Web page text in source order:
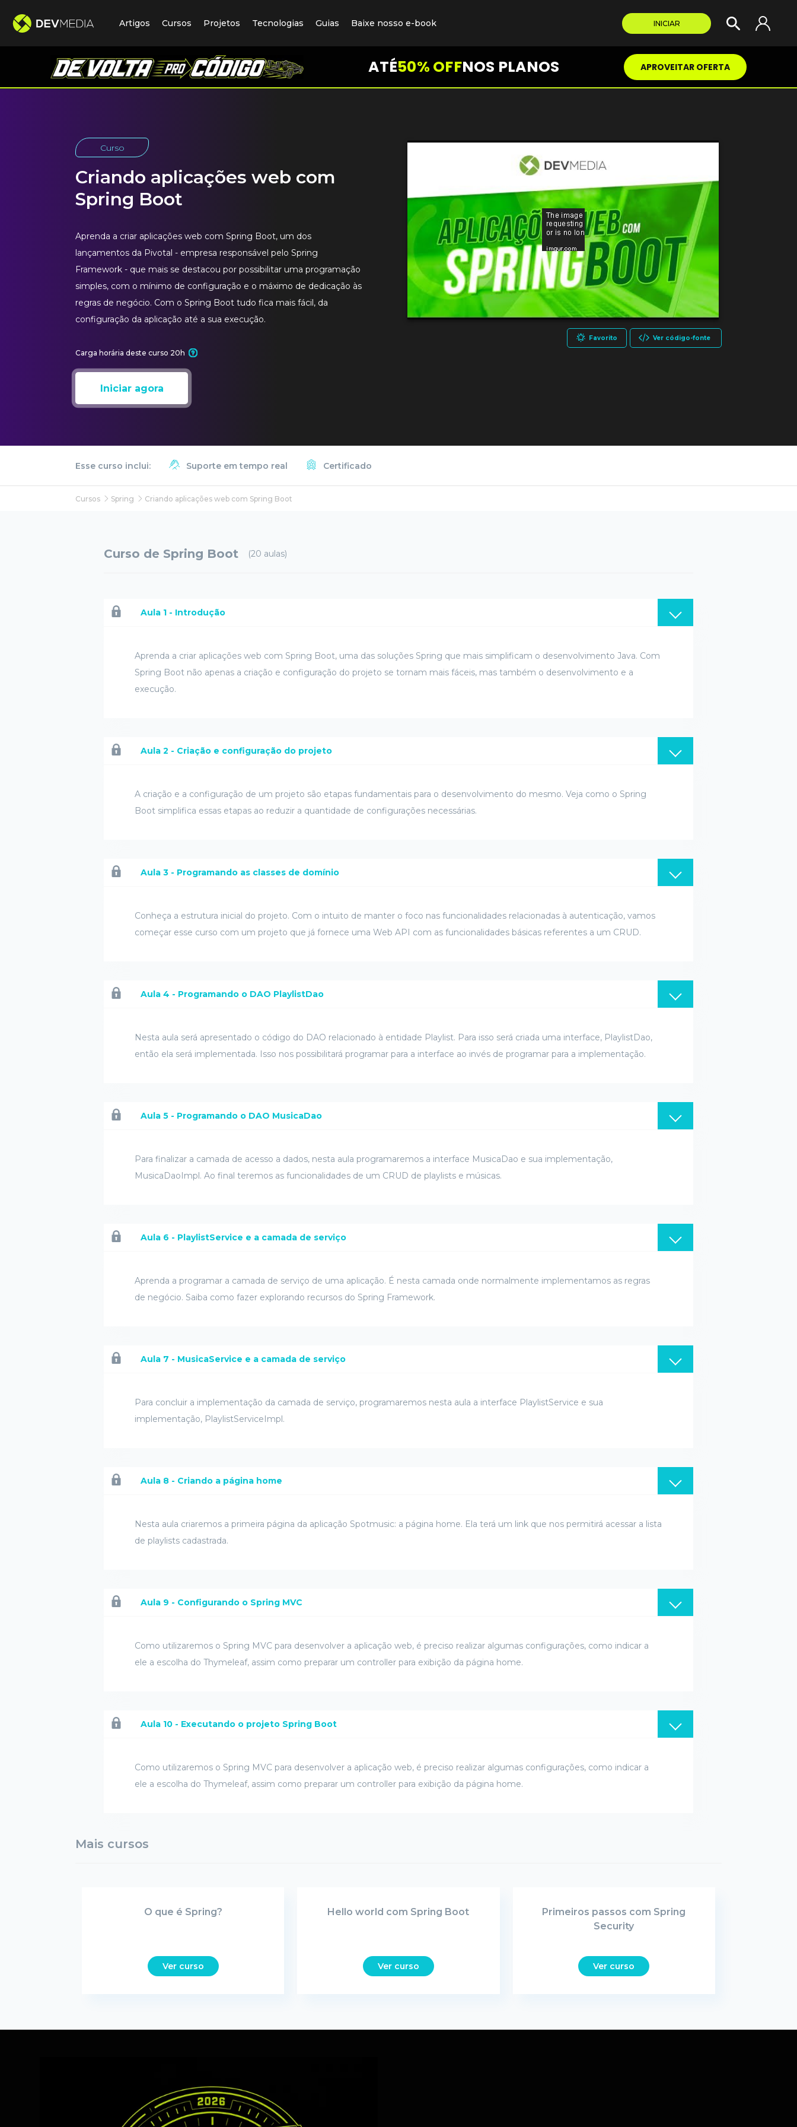
Artigos Cursos Projetos Tecnologias Guias Baixe nosso e-book INICIAR
ATÉ50% OFFNOS PLANOS APROVEITAR OFERTA
Curso
Criando aplicações web com
Spring Boot
Aprenda a criar aplicações web com Spring Boot, um dos
lançamentos da Pivotal - empresa responsável pelo Spring
Framework - que mais se destacou por possibilitar uma programação
simples, com o mínimo de configuração e o máximo de dedicação às
regras de negócio. Com o Spring Boot tudo fica mais fácil, da
configuração da aplicação até a sua execução.
Iniciar agora
Carga horária deste curso 20h
Favorito Ver código-fonte
Esse curso inclui: Suporte em tempo real Certificado
Cursos Spring Criando aplicações web com Spring Boot
Curso de Spring Boot (20 aulas)
Aula 1 - Introdução
Aprenda a criar aplicações web com Spring Boot, uma das soluções Spring que mais simplificam o desenvolvimento Java. Com
Spring Boot não apenas a criação e configuração do projeto se tornam mais fáceis, mas também o desenvolvimento e a
execução.
Aula 2 - Criação e configuração do projeto
A criação e a configuração de um projeto são etapas fundamentais para o desenvolvimento do mesmo. Veja como o Spring
Boot simplifica essas etapas ao reduzir a quantidade de configurações necessárias.
Aula 3 - Programando as classes de domínio
Conheça a estrutura inicial do projeto. Com o intuito de manter o foco nas funcionalidades relacionadas à autenticação, vamos
começar esse curso com um projeto que já fornece uma Web API com as funcionalidades básicas referentes a um CRUD.
Aula 4 - Programando o DAO PlaylistDao
Nesta aula será apresentado o código do DAO relacionado à entidade Playlist. Para isso será criada uma interface, PlaylistDao,
então ela será implementada. Isso nos possibilitará programar para a interface ao invés de programar para a implementação.
Aula 5 - Programando o DAO MusicaDao
Para finalizar a camada de acesso a dados, nesta aula programaremos a interface MusicaDao e sua implementação,
MusicaDaoImpl. Ao final teremos as funcionalidades de um CRUD de playlists e músicas.
Aula 6 - PlaylistService e a camada de serviço
Aprenda a programar a camada de serviço de uma aplicação. É nesta camada onde normalmente implementamos as regras
de negócio. Saiba como fazer explorando recursos do Spring Framework.
Aula 7 - MusicaService e a camada de serviço
Para concluir a implementação da camada de serviço, programaremos nesta aula a interface PlaylistService e sua
implementação, PlaylistServiceImpl.
Aula 8 - Criando a página home
Nesta aula criaremos a primeira página da aplicação Spotmusic: a página home. Ela terá um link que nos permitirá acessar a lista
de playlists cadastrada.
Aula 9 - Configurando o Spring MVC
Como utilizaremos o Spring MVC para desenvolver a aplicação web, é preciso realizar algumas configurações, como indicar a
ele a escolha do Thymeleaf, assim como preparar um controller para exibição da página home.
Aula 10 - Executando o projeto Spring Boot
Como utilizaremos o Spring MVC para desenvolver a aplicação web, é preciso realizar algumas configurações, como indicar a
ele a escolha do Thymeleaf, assim como preparar um controller para exibição da página home.
Mais cursos
O que é Spring?
Ver curso
Hello world com Spring Boot
Ver curso
Primeiros passos com Spring
Security
Ver curso